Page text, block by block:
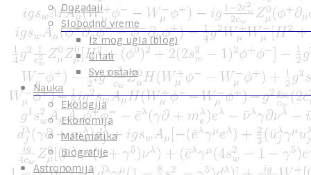
Događaji
Slobodno vreme
Iz mog ugla (blog)
Citati
Sve ostalo
Nauka
Ekologija
Ekonomija
Matematika
Biografije
Astronomija